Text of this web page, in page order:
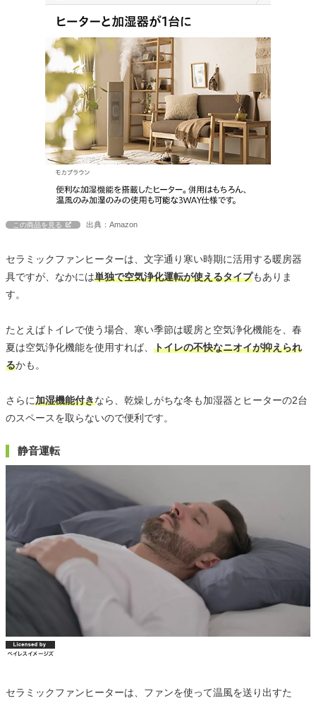
この商品を見る 出典：Amazon
セラミックファンヒーターは、文字通り寒い時期に活用する暖房器
具ですが、なかには単独で空気浄化運転が使えるタイプもありま
す。
たとえばトイレで使う場合、寒い季節は暖房と空気浄化機能を、春
夏は空気浄化機能を使用すれば、 トイレの不快なニオイが抑えられ
るかも。
さらに加湿機能付きなら、乾燥しがちな冬も加湿器とヒーターの2台
のスペースを取らないので便利です。
静音運転
セラミックファンヒーターは、ファンを使って温風を送り出すた